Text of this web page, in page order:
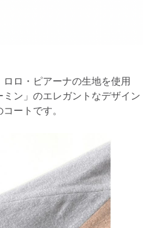
ロ・ピアーナの生地を使用
ミン」のエレガントなデザイン
ートです。